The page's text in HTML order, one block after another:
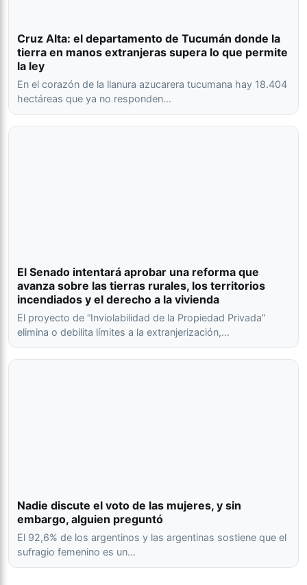
Cruz Alta: el departamento de Tucumán donde la
tierra en manos extranjeras supera lo que permite
la ley
En el corazón de la llanura azucarera tucumana hay 18.404
hectáreas que ya no responden…
El Senado intentará aprobar una reforma que
avanza sobre las tierras rurales, los territorios
incendiados y el derecho a la vivienda
El proyecto de “Inviolabilidad de la Propiedad Privada”
elimina o debilita límites a la extranjerización,…
Nadie discute el voto de las mujeres, y sin
embargo, alguien preguntó
El 92,6% de los argentinos y las argentinas sostiene que el
sufragio femenino es un…